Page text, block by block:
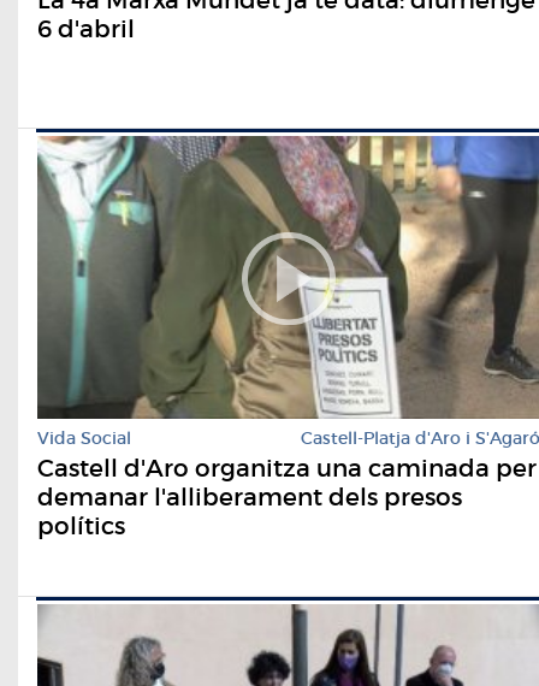
6 d'abril
Vida Social Castell-Platja d'Aro i S'Agaró
Castell d'Aro organitza una caminada per
demanar l'alliberament dels presos
polítics